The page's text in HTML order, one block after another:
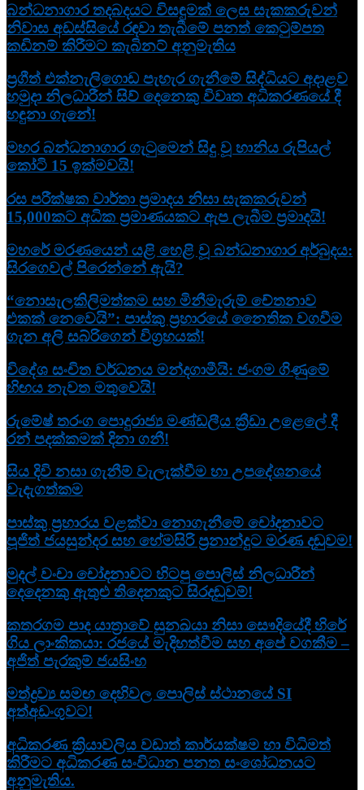
බන්ධනාගාර තදබදයට විසඳුමක් ලෙස සැකකරුවන්
නිවාස අඩස්සියේ රඳවා තැබීමේ පනත් කෙටුම්පත
කඩිනම් කිරීමට කැබිනට් අනුමැතිය
ප්‍රගීත් එක්නැලිගොඩ පැහැර ගැනීමේ සිද්ධියට අදාළව
හමුදා නිලධාරීන් සිව් දෙනෙකු විවෘත අධි­ක­ර­ණ­යේ දී
හඳුනා ගැනේ!
මහර බන්ධනාගාර ගැටුමෙන් සිදු වූ හානිය රුපියල්
කෝටි 15 ඉක්මවයි!
රස පරීක්ෂක වාර්තා ප්‍රමාදය නිසා සැකකරුවන්
15,000කට අධික ප්‍රමාණයකට ඇප ලැබීම ප්‍රමාදයි!
මහරේ මරණයෙන් යළි හෙළි වූ බන්ධනාගාර අර්බුදය:
සිරගෙවල් පිරෙන්නේ ඇයි?
“නොසැලකිලිමත්කම සහ මිනීමැරුම් චේතනාව
එකක් නෙවෙයි”: පාස්කු ප්‍රහාරයේ නෛතික වගවීම
ගැන අලි සබ්රිගෙන් විග්‍රහයක්!
විදේශ සංචිත වර්ධනය මන්දගාමීයි: ජංගම ගිණුමේ
හිඟය නැවත මතුවෙයි!
රුමේෂ් තරංග පොදුරාජ්‍ය මණ්ඩලීය ක්‍රීඩා උළෙලේ දී
රන් පදක්කමක් දිනා ගනී!
සිය දිවි නසා ගැනීම් වැලැක්වීම හා උපදේශනයේ
වැදැගත්කම
පාස්කු ප්‍රහාරය වළක්වා නොගැනීමේ චෝදනාවට
පූජිත් ජයසුන්දර සහ හේමසිරි ප්‍රනාන්දුට මරණ දඬුවම!
මුදල් වංචා චෝදනාවට හිටපු පොලිස් නිලධාරීන්
දෙදෙනකු ඇතුළු තිදෙනකුට සිරදඬුවම්!
කතරගම පාද යාත්‍රාවේ සුනඛයා නිසා සෞදියේදී හිරේ
ගිය ලාංකිකයා: රජයේ මැදිහත්වීම සහ අපේ වගකීම –
අජිත් පැරකුම් ජයසිංහ
මත්ද්‍රව්‍ය සමඟ දෙහිවල පොලිස් ස්ථානයේ SI
අත්අඩංගුවට!
අධිකරණ ක්‍රියාවලිය වඩාත් කාර්යක්ෂම හා විධිමත්
කිරීමට අධිකරණ සංවිධාන පනත සංශෝධනයට
අනුමැතිය.